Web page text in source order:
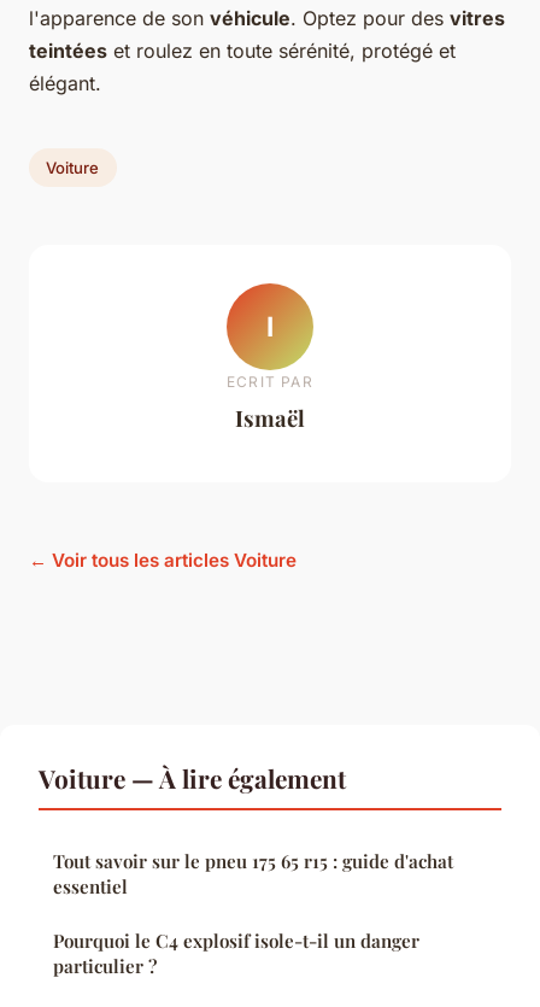
l'apparence de son véhicule. Optez pour des vitres
teintées et roulez en toute sérénité, protégé et
élégant.
Voiture
I
ECRIT PAR
Ismaël
← Voir tous les articles Voiture
Voiture — À lire également
Tout savoir sur le pneu 175 65 r15 : guide d'achat
essentiel
Pourquoi le C4 explosif isole-t-il un danger
particulier ?